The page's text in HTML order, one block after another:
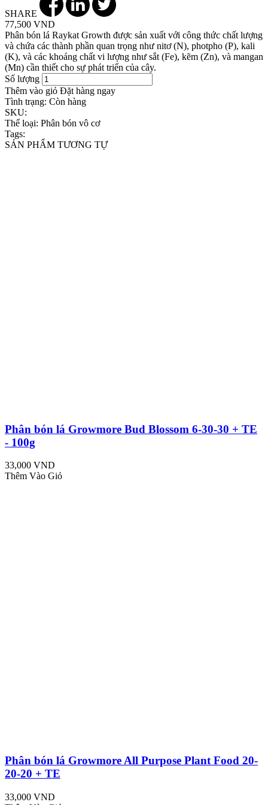
SHARE
77,500 VND
Phân bón lá Raykat Growth được sản xuất với công thức chất lượng
và chứa các thành phần quan trọng như nitơ (N), photpho (P), kali
(K), và các khoáng chất vi lượng như sắt (Fe), kẽm (Zn), và mangan
(Mn) cần thiết cho sự phát triển của cây.
Số lượng
Thêm vào giỏ Đặt hàng ngay
Tình trạng: Còn hàng
SKU:
Thể loại: Phân bón vô cơ
Tags:
SẢN PHẨM TƯƠNG TỰ
Phân bón lá Growmore Bud Blossom 6-30-30 + TE
- 100g
33,000 VND
Thêm Vào Giỏ
Phân bón lá Growmore All Purpose Plant Food 20-
20-20 + TE
33,000 VND